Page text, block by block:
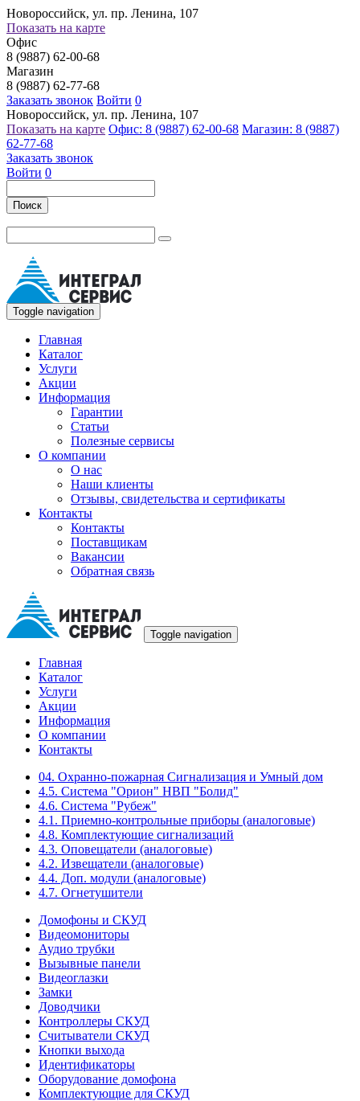
Новороссийск, ул. пр. Ленина, 107
Показать на карте
Офис
8 (9887) 62-00-68
Магазин
8 (9887) 62-77-68
Заказать звонок Войти 0
Новороссийск, ул. пр. Ленина, 107
Показать на карте Офис: 8 (9887) 62-00-68 Магазин: 8 (9887)
62-77-68
Заказать звонок
Войти 0
Поиск
Toggle navigation
Главная
Каталог
Услуги
Акции
Информация
Гарантии
Статьи
Полезные сервисы
О компании
О нас
Наши клиенты
Отзывы, свидетельства и сертификаты
Контакты
Контакты
Поставщикам
Вакансии
Обратная связь
Toggle navigation
Главная
Каталог
Услуги
Акции
Информация
О компании
Контакты
04. Охранно-пожарная Сигнализация и Умный дом
4.5. Система "Орион" НВП "Болид"
4.6. Система "Рубеж"
4.1. Приемно-контрольные приборы (аналоговые)
4.8. Комплектующие сигнализаций
4.3. Оповещатели (аналоговые)
4.2. Извещатели (аналоговые)
4.4. Доп. модули (аналоговые)
4.7. Огнетушители
Домофоны и СКУД
Видеомониторы
Аудио трубки
Вызывные панели
Видеоглазки
Замки
Доводчики
Контроллеры СКУД
Считыватели СКУД
Кнопки выхода
Идентификаторы
Оборудование домофона
Комплектующие для СКУД